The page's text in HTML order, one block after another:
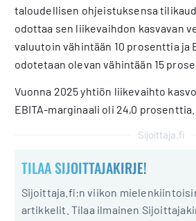
taloudellisen ohjeistuksensa
odottaa sen liikevaihdon kasvavan
valuutoin vähintään 10 prosenttia ja
odotetaan olevan vähintään 15
Vuonna 2025 yhtiön liikevaihto
EBITA-marginaali oli 24,0 prosenttia.
Sijoittaja.fi
TILAA SIJOITTAJAKIRJE!
Sijoittaja.fi:n viikon
artikkelit. Tilaa ilmainen